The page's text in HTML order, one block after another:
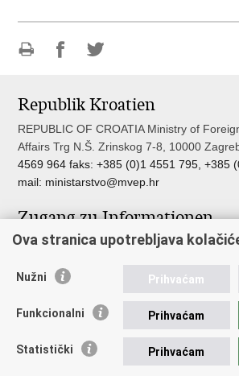
Seite
teilen
teilen
Republik Kroatien
REPUBLIC OF CROATIA Ministry of
Affairs Trg N.Š. Zrinskog 7-8, 10000
4569 964 faks: +385 (0)1 4551 795, +385
mail: ministarstvo@mvep.hr
Zugang zu Informationen
Pristup informacijama
Nepravilnosti
Javna nabava u MVEP-u
Ova stranica upotrebljava
Nužni Prihvaćam
Funkcionalni Prihvaćam
Statistički Prihvaćam